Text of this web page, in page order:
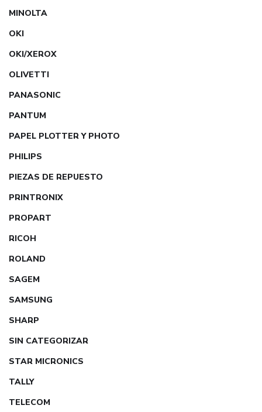
MINOLTA
OKI
OKI/XEROX
OLIVETTI
PANASONIC
PANTUM
PAPEL PLOTTER Y PHOTO
PHILIPS
PIEZAS DE REPUESTO
PRINTRONIX
PROPART
RICOH
ROLAND
SAGEM
SAMSUNG
SHARP
SIN CATEGORIZAR
STAR MICRONICS
TALLY
TELECOM